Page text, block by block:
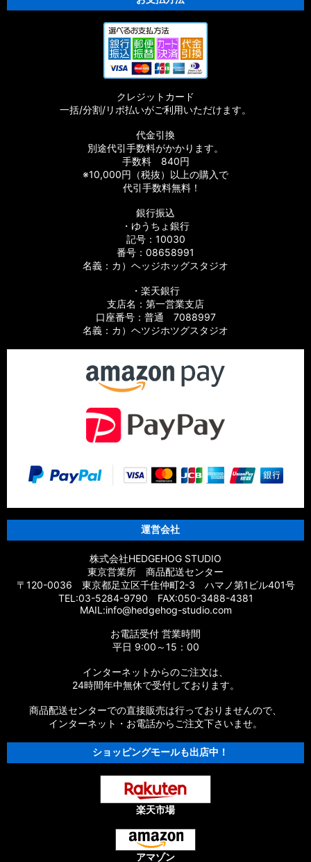
【シマノ】15-16ストラディック［STRADIC］対応 カスタムパ
【シマノ】17サステイン［SUSTAIN］対応 カスタムパーツ
【シマノ】11バイオマスター［BIOMASTER］対応 カスタムパ
【シマノ】08バイオマスター［BIOMASTER］対応 カスタムパ
【シマノ】06バイオマスターMg［BIOMASTER Mg］対応 カ
【シマノ】13-16バイオマスターSW［BIOMASTER SW］対応
【シマノ】10バイオマスターSW［BIOMASTER SW］対応 カ
【シマノ】19スフェロスSW［SPHEROS SW］対応 カスタム
【シマノ】21スフェロスSW［SPHEROS SW］対応 カスタム
【シマノ】14スフェロスSW［SPHEROS SW］対応 カスタム
【シマノ】21エクスセンス［EXSENCE］対応 カスタムパーツ
【シマノ】20エクスセンスBB［EXSENCE BB］対応 カスタム
パーツ
【シマノ】18エクスセンスCI4+［EXSENCE CI4+］対応 カス
タムパーツ
【シマノ】17エクスセンス［EXSENCE］対応 カスタムパーツ
【シマノ】16エクスセンスLB［EXSENCE LB］対応 カスタム
【シマノ】14エクスセンスBB［EXSENCE BB］対応 カスタム
【シマノ】13エクスセンスLB［EXSENCE LB］対応 カスタム
【シマノ】12エクスセンスCI4+［EXSENCE CI4+］対応 カス
タムパーツ
【シマノ】11-12エクスセンスBB［EXSENCE BB］対応 カスタ
【シマノ】11エクスセンスLB SS［EXSENCE LB SS］対応 カ
クレジットカード
一括/分割/リボ払いがご利用いただけます。
代金引換
別途代引手数料がかかります。
手数料 840円
※10,000円（税抜）以上の購入で
代引手数料無料！
銀行振込
・ゆうちょ銀行
記号：10030
番号：08658991
名義：カ）ヘッジホッグスタジオ
・楽天銀行
支店名：第一営業支店
口座番号：普通 7088997
名義：カ）ヘツジホツグスタジオ
運営会社
株式会社HEDGEHOG STUDIO
東京営業所 商品配送センター
〒120-0036 東京都足立区千住仲町2-3 ハマノ第1ビル401号
TEL:03-5284-9790 FAX:050-3488-4381
MAIL:info@hedgehog-studio.com
お電話受付 営業時間
平日 9:00～15：00
インターネットからのご注文は、
24時間年中無休で受付しております。
商品配送センターでの直接販売は行っておりませんので、
インターネット・お電話からご注文下さいませ。
ショッピングモールも出店中！
楽天市場
アマゾン